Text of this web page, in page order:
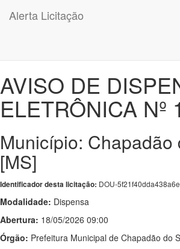
Alerta Licitação
AVISO DE
ELETRÔNICA Nº
Município: Chapadão
[MS]
Identificador desta licitação: DOU-
Modalidade: Dispensa
Abertura: 18/05/2026 09:00
Órgão: Prefeitura Municipal de Chapadão do